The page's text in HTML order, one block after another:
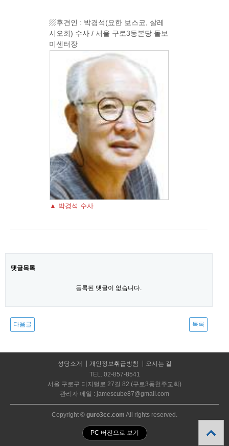
▨후견인 : 박경석(요한 보스코, 살레
시오회) 수사 / 서울 구로3동본당 돌보
미센터장
▲ 박경석 수사
댓글목록
등록된 댓글이 없습니다.
다음글 목록
성당소개 개인정보취급방침
오시는 길
TEL. 02-857-8541
서울 구로구 디지털로 27길 82 (구로3동천주교회)
관리자 메일 : jamescube87@gmail.com
Copyright © guro3cc.com All rights reserved.
PC 버전으로 보기